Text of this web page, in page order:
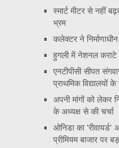
स्मार्ट मीटर से नहीं
भ्रम
कलेक्टर ने
हुगली में नेशनल कराटे
एनटीपीसी सीपत
प्राथमिक विद्यालयों के
अपनी मांगों को लेकर
के अध्यक्ष से की चर्चा
ओनिडा का
प्रीमियम बाजार पर